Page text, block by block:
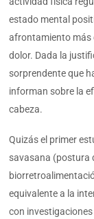
estado mental
afrontamiento más
dolor. Dada la
sorprendente que
informan sobre la
cabeza.
Quizás el primer
savasana (postura
equivalente a la
con